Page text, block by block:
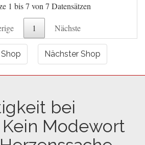
1 bis 7 von 7 Datensätzen
1 Nächste
Nächster Shop
bei
Modewort